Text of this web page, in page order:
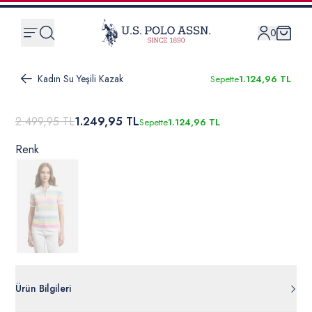
0
Kadın Su Yeşili Kazak Sepette1.124,96 TL
2.499,95 TL1.249,95 TLSepette1.124,96 TL
Renk
Ürün Bilgileri